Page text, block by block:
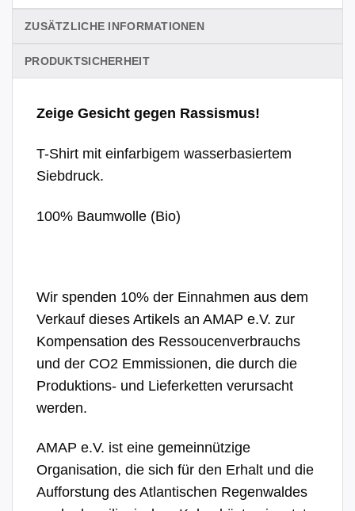
ZUSÄTZLICHE INFORMATIONEN
PRODUKTSICHERHEIT
Zeige Gesicht gegen Rassismus!
T-Shirt mit einfarbigem wasserbasiertem
Siebdruck.
100% Baumwolle (Bio)
Wir spenden 10% der Einnahmen aus dem
Verkauf dieses Artikels an AMAP e.V. zur
Kompensation des Ressoucenverbrauchs
und der CO2 Emmissionen, die durch die
Produktions- und Lieferketten verursacht
werden.
AMAP e.V. ist eine gemeinnützige
Organisation, die sich für den Erhalt und die
Aufforstung des Atlantischen Regenwaldes